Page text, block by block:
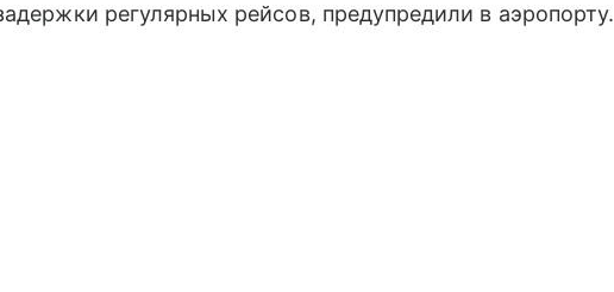
регулярных рейсов, предупредили в аэропорту.